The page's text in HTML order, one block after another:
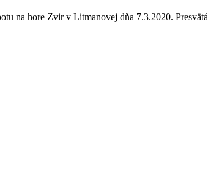
na hore Zvir v Litmanovej dňa 7.3.2020. Presvätá